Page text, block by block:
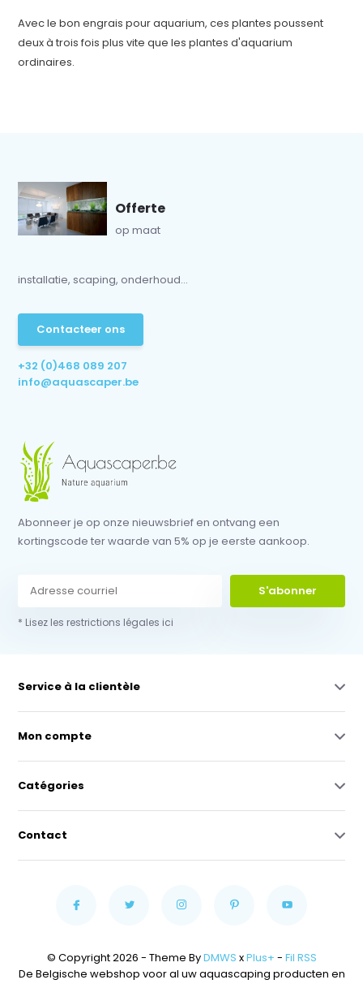
Avec le bon engrais pour aquarium, ces plantes poussent
deux à trois fois plus vite que les plantes d'aquarium
ordinaires.
Offerte
op maat
installatie, scaping, onderhoud...
Contacteer ons
+32 (0)468 089 207
info@aquascaper.be
Abonneer je op onze nieuwsbrief en ontvang een
kortingscode ter waarde van 5% op je eerste aankoop.
S'abonner
* Lisez les restrictions légales ici
Service à la clientèle
Mon compte
Catégories
Contact
© Copyright 2026 - Theme ByDMWS xPlus+ - Fil RSS
De Belgische webshop voor al uw aquascaping producten en